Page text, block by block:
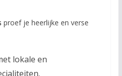
proef je heerlijke en verse
lokale en